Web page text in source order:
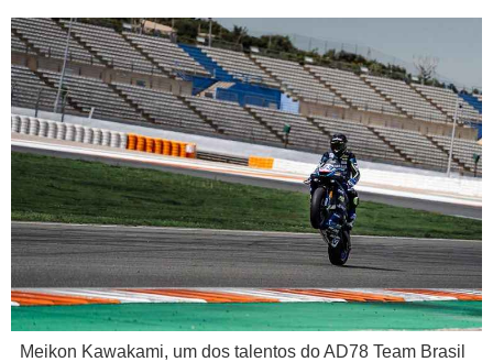
Meikon Kawakami, um dos talentos do AD78 Team Brasil